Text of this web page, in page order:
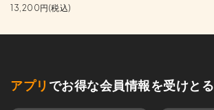
13,200円(税込)
アプリ でお得な会員情報を受けとる